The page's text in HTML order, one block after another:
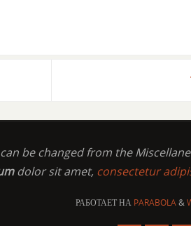
be changed from the
dolor sit amet, consectetur
РАБОТАЕТ НА PARABOLA&